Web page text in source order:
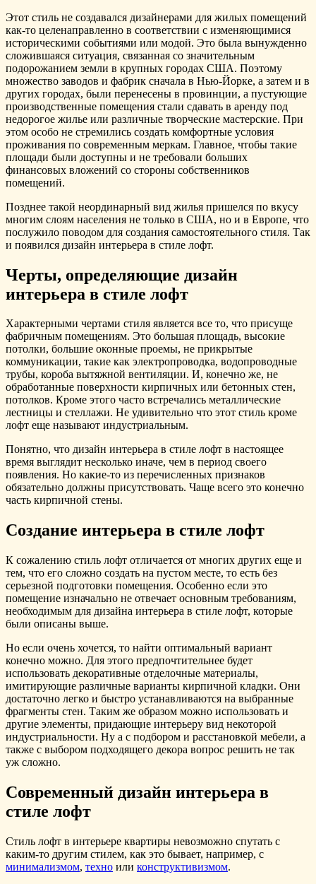
Этот стиль не создавался дизайнерами для жилых помещений
как-то целенаправленно в соответствии с изменяющимися
историческими событиями или модой. Это была вынужденно
сложившаяся ситуация, связанная со значительным
подорожанием земли в крупных городах США. Поэтому
множество заводов и фабрик сначала в Нью-Йорке, а затем и в
других городах, были перенесены в провинции, а пустующие
производственные помещения стали сдавать в аренду под
недорогое жилье или различные творческие мастерские. При
этом особо не стремились создать комфортные условия
проживания по современным меркам. Главное, чтобы такие
площади были доступны и не требовали больших
финансовых вложений со стороны собственников
помещений.
Позднее такой неординарный вид жилья пришелся по вкусу
многим слоям населения не только в США, но и в Европе, что
послужило поводом для создания самостоятельного стиля. Так
и появился дизайн интерьера в стиле лофт.
Черты, определяющие дизайн
интерьера в стиле лофт
Характерными чертами стиля является все то, что присуще
фабричным помещениям. Это большая площадь, высокие
потолки, большие оконные проемы, не прикрытые
коммуникации, такие как электропроводка, водопроводные
трубы, короба вытяжной вентиляции. И, конечно же, не
обработанные поверхности кирпичных или бетонных стен,
потолков. Кроме этого часто встречались металлические
лестницы и стеллажи. Не удивительно что этот стиль кроме
лофт еще называют индустриальным.
Понятно, что дизайн интерьера в стиле лофт в настоящее
время выглядит несколько иначе, чем в период своего
появления. Но какие-то из перечисленных признаков
обязательно должны присутствовать. Чаще всего это конечно
часть кирпичной стены.
Создание интерьера в стиле лофт
К сожалению стиль лофт отличается от многих других еще и
тем, что его сложно создать на пустом месте, то есть без
серьезной подготовки помещения. Особенно если это
помещение изначально не отвечает основным требованиям,
необходимым для дизайна интерьера в стиле лофт, которые
были описаны выше.
Но если очень хочется, то найти оптимальный вариант
конечно можно. Для этого предпочтительнее будет
использовать декоративные отделочные материалы,
имитирующие различные варианты кирпичной кладки. Они
достаточно легко и быстро устанавливаются на выбранные
фрагменты стен. Таким же образом можно использовать и
другие элементы, придающие интерьеру вид некоторой
индустриальности. Ну а с подбором и расстановкой мебели, а
также с выбором подходящего декора вопрос решить не так
уж сложно.
Современный дизайн интерьера в
стиле лофт
Стиль лофт в интерьере квартиры невозможно спутать с
каким-то другим стилем, как это бывает, например, с
минимализмом, техно или конструктивизмом.